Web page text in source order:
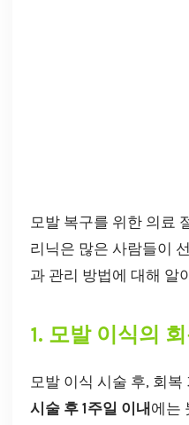
모발 복구를 위한 의료
리닉은 많은 사람들이
과 관리 방법에 대해 알
1. 모발 이식의
모발 이식 시술 후, 회
시술 후 1주일 이내 에는